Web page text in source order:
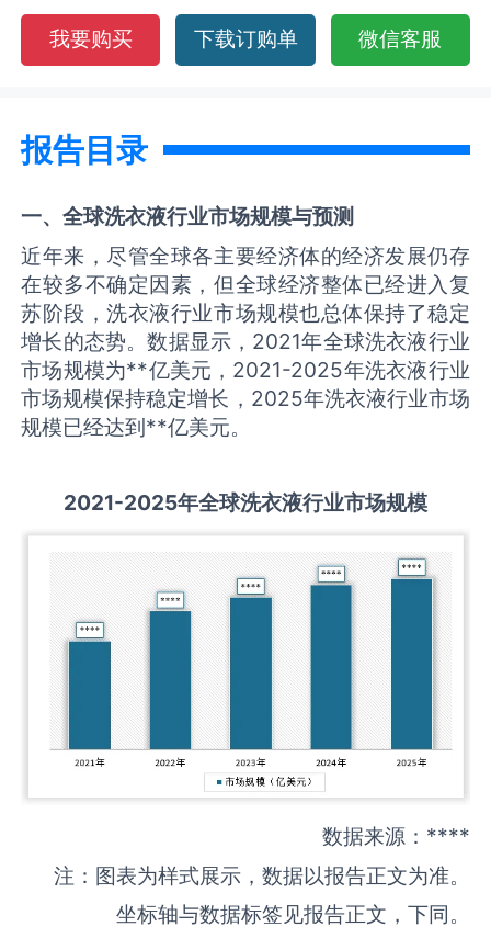
我要购买 下载订购单 微信客服
报告目录
一、全球洗衣液行业市场规模与预测
近年来，尽管全球各主要经济体的经济发展仍存
在较多不确定因素，但全球经济整体已经进入复
苏阶段，洗衣液行业市场规模也总体保持了稳定
增长的态势。数据显示，2021年全球洗衣液行业
市场规模为**亿美元，2021-2025年洗衣液行业
市场规模保持稳定增长，2025年洗衣液行业市场
规模已经达到**亿美元。
2021-2025年全球洗衣液行业市场规模
数据来源：****
注：图表为样式展示，数据以报告正文为准。
坐标轴与数据标签见报告正文，下同。